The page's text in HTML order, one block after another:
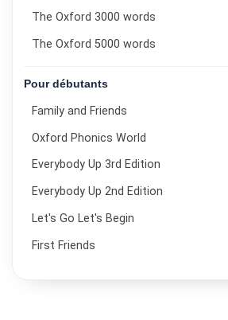
The Oxford 3000 words
The Oxford 5000 words
Pour débutants
Family and Friends
Oxford Phonics World
Everybody Up 3rd Edition
Everybody Up 2nd Edition
Let's Go Let's Begin
First Friends